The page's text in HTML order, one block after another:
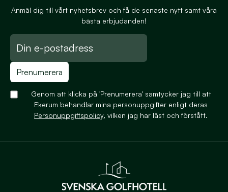
Anmäl dig till vårt nyhetsbrev och få de senaste nytt samt våra
bästa erbjudanden!
Prenumerera
Genom att klicka på 'Prenumerera' samtycker jag till att
Ekerum behandlar mina personuppgifter enligt deras
Personuppgiftspolicy, vilken jag har läst och förstått.